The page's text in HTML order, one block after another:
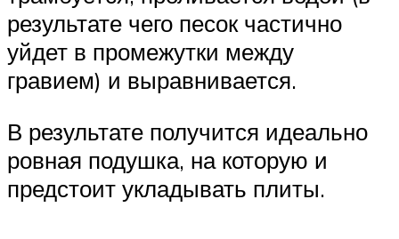
результате чего песок частично
уйдет в промежутки между
гравием) и выравнивается.
В результате получится идеально
ровная подушка, на которую и
предстоит укладывать плиты.